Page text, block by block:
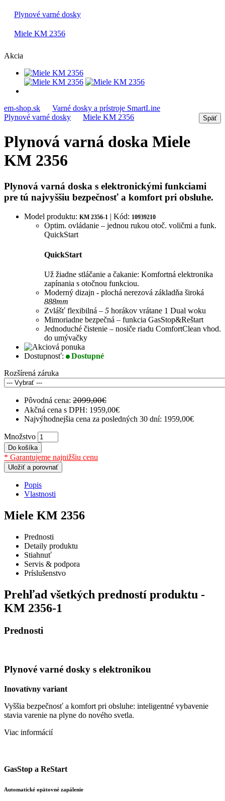
Plynové varné dosky
Miele KM 2356
Akcia
em-shop.sk
Varné dosky a prístroje SmartLine
Plynové varné dosky
Miele KM 2356
Plynová varná doska Miele
KM 2356
Plynová varná doska s elektronickými funkciami
pre tú najvyššiu bezpečnosť a komfort pri obsluhe.
Model produktu: KM 2356-1 | Kód: 10939210
Optim. ovládanie – jednou rukou otoč. voličmi a funk.
QuickStart
QuickStart
Už žiadne stláčanie a čakanie: Komfortná elektronika
zapínania s otočnou funkciou.
Moderný dizajn - plochá nerezová základňa široká
888mm
Zvlášť flexibilná – 5 horákov vrátane 1 Dual woku
Mimoriadne bezpečná – funkcia GasStop&Reštart
Jednoduché čistenie – nosiče riadu ComfortClean vhod.
do umývačky
Dostupnosť:
Dostupné
Rozšírená záruka
Pôvodná cena: 2099,00€
Akčná cena s DPH: 1959,00€
Najvýhodnejšia cena za posledných 30 dní: 1959,00€
Množstvo
Do košíka
* Garantujeme najnižšiu cenu
Uložiť a porovnať
Popis
Vlastnosti
Miele KM 2356
Prednosti
Detaily produktu
Stiahnuť
Servis & podpora
Príslušenstvo
Prehľad všetkých predností produktu -
KM 2356-1
Prednosti
Plynové varné dosky s elektronikou
Inovatívny variant
Vyššia bezpečnosť a komfort pri obsluhe: inteligentné vybavenie
stavia varenie na plyne do nového svetla.
Viac informácií
GasStop a ReStart
Automatické opätovné zapálenie